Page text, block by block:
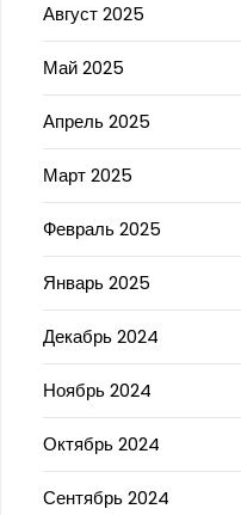
Август 2025
Май 2025
Апрель 2025
Март 2025
Февраль 2025
Январь 2025
Декабрь 2024
Ноябрь 2024
Октябрь 2024
Сентябрь 2024